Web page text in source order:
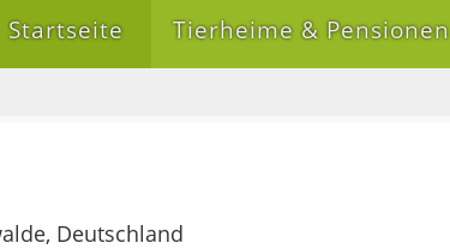
Startseite Tierheime & Pensionen
Deutschland